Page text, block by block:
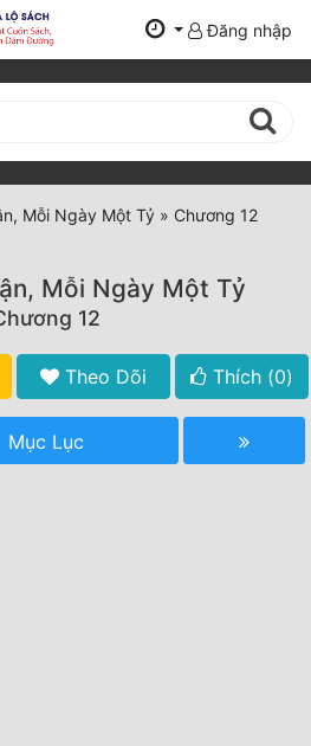
Đăng nhập
Mỗi Ngày Một Tỷ » Chương 12
Mỗi Ngày Một Tỷ
12
Theo Dõi Thích (0)
Mục Lục